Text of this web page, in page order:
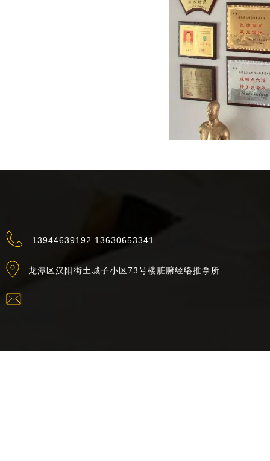
13944639192 13630653341
龙潭区汉阳街土城子小区73号楼脏腑经络推拿所